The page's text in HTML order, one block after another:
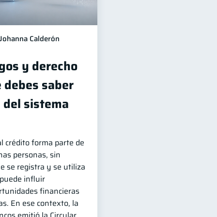
Johanna Calderón
y derecho
saber
sistema
crédito forma parte de
personas, sin
se registra y se utiliza
influir
financieras
En ese contexto, la